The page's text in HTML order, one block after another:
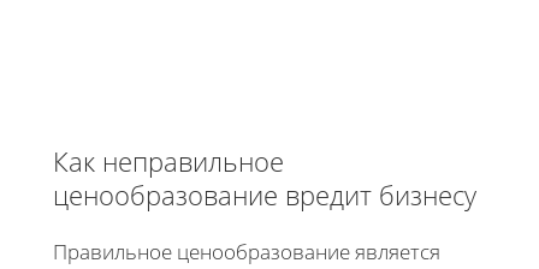
Как неправильное
ценообразование вредит бизнесу
Правильное ценообразование является